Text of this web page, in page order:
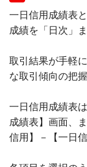
一日信用成績表
成績を「日次」
取引結果が手軽
な取引傾向の把
一日信用成績表
成績表】画面、
信用】－【一日